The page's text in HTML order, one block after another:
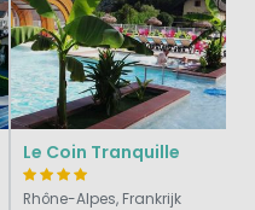
Le Coin Tranquille
Rhône-Alpes, Frankrijk